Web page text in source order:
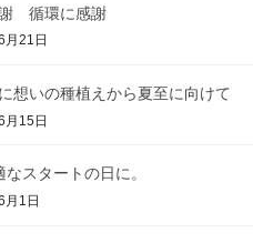
循環に感謝
月21日
想いの種植えから夏至に向けて
月15日
なスタートの日に。
月1日